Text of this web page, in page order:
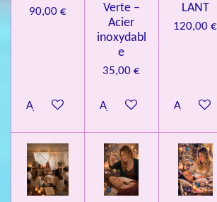
l
90,00 €
Ajouter au panier
Verte –
Acier
inoxydabl
e
35,00 €
Ajouter au panier
LANT
120,00 €
Ajouter